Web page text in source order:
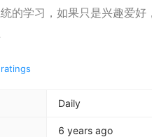
的学习，如果只是兴趣爱好
ratings
Daily
6 years ago